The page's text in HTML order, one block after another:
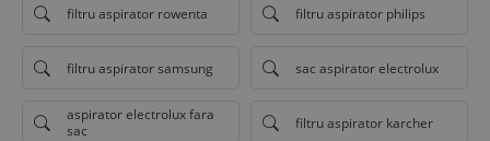
filtru aspirator rowenta filtru aspirator philips
filtru aspirator samsung sac aspirator electrolux
aspirator electrolux fara
sac
filtru aspirator karcher